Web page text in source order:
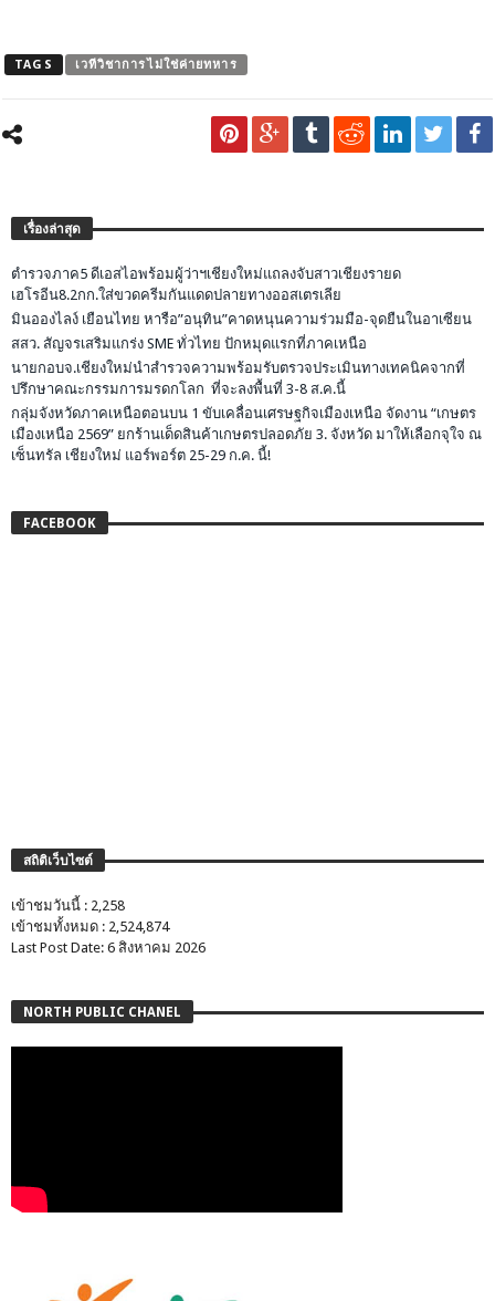
TAGS เวทีวิชาการไม่ใช่ค่ายทหาร
เรื่องล่าสุด
ตำรวจภาค5 ดีเอสไอพร้อมผู้ว่าฯเชียงใหม่แถลงจับสาวเชียงรายด
เฮโรอีน8.2กก.ใส่ขวดครีมกันแดดปลายทางออสเตรเลีย
มินอองไลง์ เยือนไทย หารือ”อนุทิน”คาดหนุนความร่วมมือ-จุดยืนในอาเซียน
สสว. สัญจรเสริมแกร่ง SME ทั่วไทย ปักหมุดแรกที่ภาคเหนือ
นายกอบจ.เชียงใหม่นำสำรวจความพร้อมรับตรวจประเมินทางเทคนิคจากที่
ปรึกษาคณะกรรมการมรดกโลก ที่จะลงพื้นที่ 3-8 ส.ค.นี้
กลุ่มจังหวัดภาคเหนือตอนบน 1 ขับเคลื่อนเศรษฐกิจเมืองเหนือ จัดงาน “เกษตร
เมืองเหนือ 2569” ยกร้านเด็ดสินค้าเกษตรปลอดภัย 3. จังหวัด มาให้เลือกจุใจ ณ
เซ็นทรัล เชียงใหม่ แอร์พอร์ต 25-29 ก.ค. นี้!
FACEBOOK
สถิติเว็บไซต์
เข้าชมวันนี้ : 2,258
เข้าชมทั้งหมด : 2,524,874
Last Post Date: 6 สิงหาคม 2026
NORTH PUBLIC CHANEL